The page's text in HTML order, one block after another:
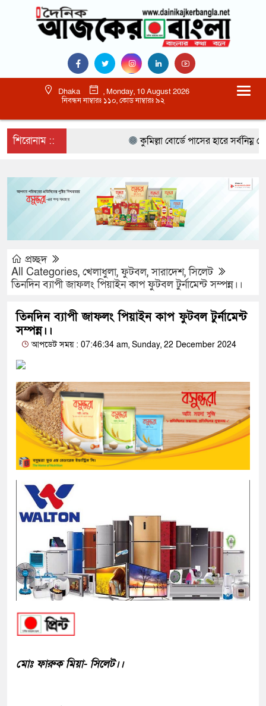
Dhaka
, Monday, 10 August 2026
নিবন্ধন নাম্বারঃ ১১০, কোড নাম্বারঃ ৯২
শিরোনাম :: কুমিল্লা বোর্ডে পাসের হারে সর্বনিম্ন
প্রচ্ছদ
All Categories, খেলাধুলা,ফুটবল,সারাদেশ,সিলেট
তিনদিন ব্যাপী জাফলং পিয়াইন কাপ ফুটবল টুর্নামেন্ট সম্পন্ন।।
তিনদিন ব্যাপী জাফলং পিয়াইন কাপ ফুটবল টুর্নামেন্ট
সম্পন্ন।।
আপডেট সময় : 07:46:34 am, Sunday, 22 December 2024
মোঃ ফারুক মিয়া- সিলেট।।